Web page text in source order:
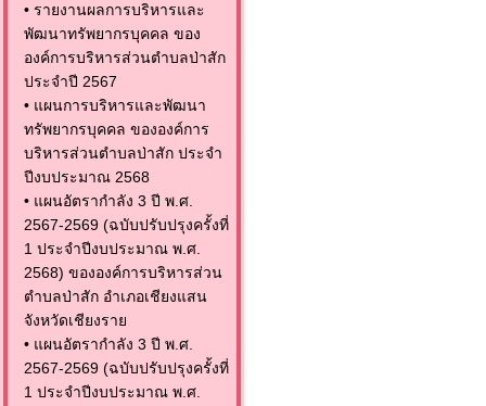
• รายงานผลการบริหารและ
พัฒนาทรัพยากรบุคคล ของ
องค์การบริหารส่วนตำบลป่าสัก
ประจำปี 2567
• แผนการบริหารและพัฒนา
ทรัพยากรบุคคล ขององค์การ
บริหารส่วนตำบลป่าสัก ประจำ
ปีงบประมาณ 2568
• แผนอัตรากำลัง 3 ปี พ.ศ.
2567-2569 (ฉบับปรับปรุงครั้งที่
1 ประจำปีงบประมาณ พ.ศ.
2568) ขององค์การบริหารส่วน
ตำบลป่าสัก อำเภอเชียงแสน
จังหวัดเชียงราย
• แผนอัตรากำลัง 3 ปี พ.ศ.
2567-2569 (ฉบับปรับปรุงครั้งที่
1 ประจำปีงบประมาณ พ.ศ.